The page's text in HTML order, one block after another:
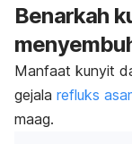
Benarkah
Manfaat kunyit
gejala refluks
maag.